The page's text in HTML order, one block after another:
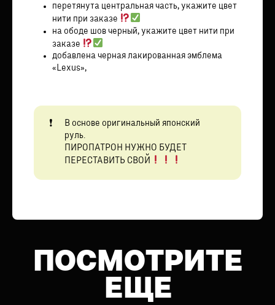
перетянута центральная часть, укажите цвет
нити при заказе
на ободе шов черный, укажите цвет нити при
заказе
добавлена черная лакированная эмблема
«Lexus»,
В основе оригинальный японский
руль.
ПИРОПАТРОН НУЖНО БУДЕТ
ПЕРЕСТАВИТЬ СВОЙ
ПОСМОТРИТЕ
ЕЩЕ